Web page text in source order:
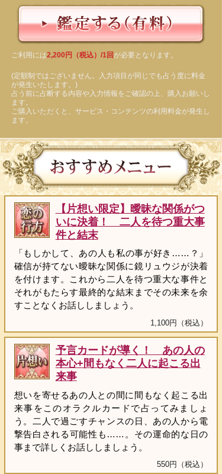
ご利用には2,200円（税込）/1回が必要となります。
(定額制ではございません。入力項目が同じでも占う度に料金
が発生いたします。)
占う前に占断する内容や入力情報をご確認の上、購入お願いし
ます。
ご購入いただくと、サービス・コンテンツの利用料金が発生し
ます。
【片想い限定】曖昧な関係がつ
いに決着！ 二人を待つ重大事
件と結末
「もしかして、あの人も私の事が好き……？」
確信が持てない曖昧な関係に鏡リュウジが決着
を付けます。これから二人を待つ重大な事件と
それがもたらす最終的な結末までその未来を余
すことなくお話ししましょう。
1,100円（税込）
予言カードが導く！ あの人の
本心+間もなく二人に起こる出
来事
想いを寄せるあの人との間に間もなく起こる出
来事をこのオラクルカードで占ってみましょ
う。二人で過ごすチャンスの日、あの人から電
撃告白される可能性も……。その運命的な日の
事まで詳しくお話ししましょう。
550円（税込）